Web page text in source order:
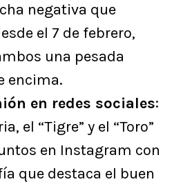
negativa que
el 7 de febrero,
una pesada
encima.
en redes sociales:
el “Tigre” y el “Toro”
en Instagram con
que destaca el buen